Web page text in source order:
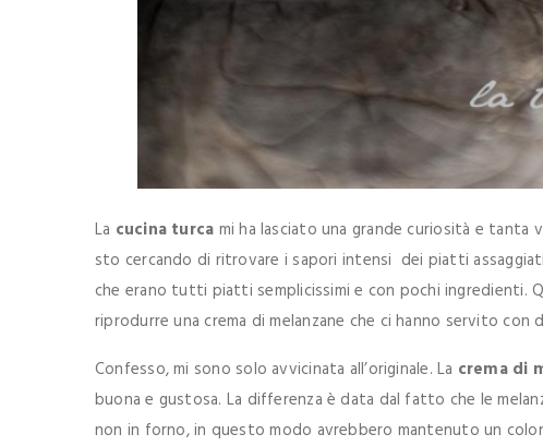
La cucina turca mi ha lasciato una grande curiosità e
sto cercando di ritrovare i sapori intensi dei piatti
che erano tutti piatti semplicissimi e con pochi ingredienti.
riprodurre una crema di melanzane che ci hanno servito
Confesso, mi sono solo avvicinata all’originale. La crema di
buona e gustosa. La differenza è data dal fatto che le
non in forno, in questo modo avrebbero mantenuto un